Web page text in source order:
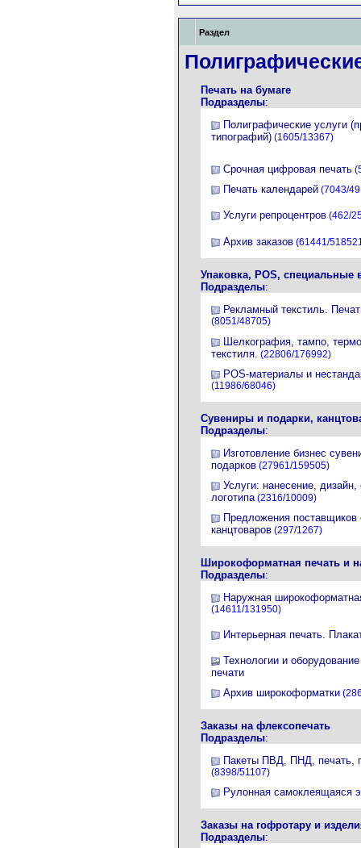
Раздел
Печать на бумаге
Подразделы:
Полиграфические услуги
типографий) (1605/13367)
Срочная цифровая печать
Печать календарей (7043/
Услуги репроцентров (462/
Архив заказов (61441/
Упаковка, POS, специальные
Подразделы:
Рекламный текстиль.
(8051/48705)
Шелкография, тампо,
текстиля. (22806/176992)
POS-материалы и
(11986/68046)
Сувениры и подарки,
Подразделы:
Изготовление бизнес
подарков (27961/159505)
Услуги: нанесение, дизайн,
логотипа(2316/10009)
Предложения поставщиков
канцтоваров (297/1267)
Широкоформатная печать и
Подразделы:
Наружная
(14611/131950)
Интерьерная печать.
Технологии и
печати
Архив широкоформатки
Заказы на флексопечать
Подразделы:
Пакеты ПВД, ПНД, печать,
(8398/51107)
Рулонная самоклеящаяся
Заказы на гофротару и
Подразделы: